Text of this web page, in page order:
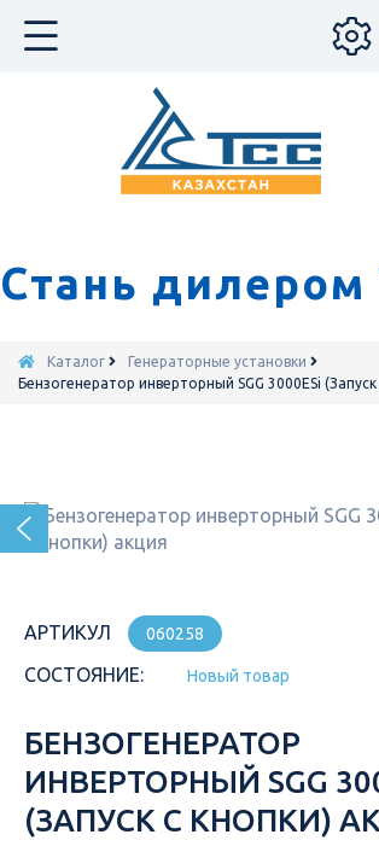
Стань дилером
Каталог
Генераторные установки
Бензогенератор инверторный SGG 3000ESi
АРТИКУЛ 060258
СОСТОЯНИЕ: Новый товар
БЕНЗОГЕНЕРАТОР
ИНВЕРТОРНЫЙ SGG
(ЗАПУСК С КНОПКИ)